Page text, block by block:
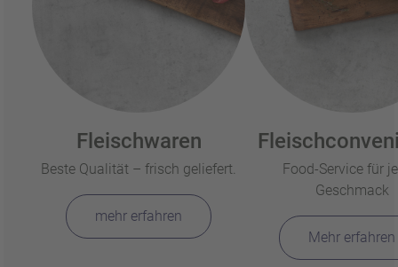
Fleischwaren
Beste Qualität – frisch geliefert.
mehr erfahren
Food-Service für
Geschmack
Mehr erfahren